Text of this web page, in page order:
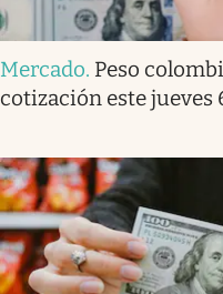
Mercado. Peso
cotización este jueves